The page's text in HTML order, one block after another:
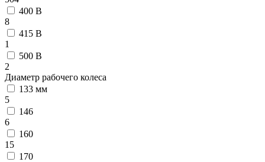
400 В
8
415 В
1
500 В
2
Диаметр рабочего колеса
133 мм
5
146
6
160
15
170